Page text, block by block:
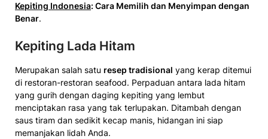
Kepiting Indonesia: Cara Memilih dan Menyimpan dengan
Benar.
Kepiting Lada Hitam
Merupakan salah satu resep tradisional yang kerap ditemui
di restoran-restoran seafood. Perpaduan antara lada hitam
yang gurih dengan daging kepiting yang lembut
menciptakan rasa yang tak terlupakan. Ditambah dengan
saus tiram dan sedikit kecap manis, hidangan ini siap
memanjakan lidah Anda.